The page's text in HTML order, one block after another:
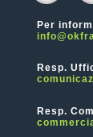
Per
Resp.
Resp.